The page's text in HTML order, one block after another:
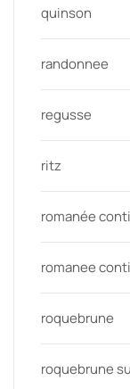
quinson
randonnee
regusse
ritz
romanée conti
romanee conti
roquebrune
roquebrune